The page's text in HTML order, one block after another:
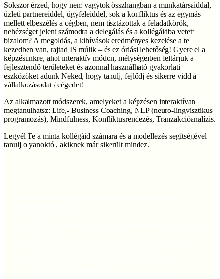
Sokszor érzed, hogy nem vagytok összhangban a munkatársaiddal,
üzleti partnereiddel, ügyfeleiddel, sok a konfliktus és az egymás
mellett elbeszélés a cégben, nem tisztázottak a feladatkörök,
nehézséget jelent számodra a delegálás és a kollégáidba vetett
bizalom? A megoldás, a kihívások eredményes kezelése a te
kezedben van, rajtad IS múlik – és ez óriási lehetőség! Gyere el a
képzésünkre, ahol interaktív módon, mélységeiben feltárjuk a
fejlesztendő területeket és azonnal használható gyakorlati
eszközöket adunk Neked, hogy tanulj, fejlődj és sikerre vidd a
vállalkozásodat / cégedet!
Az alkalmazott módszerek, amelyeket a képzésen interaktívan
megtanulhatsz: Life,- Business Coaching, NLP (neuro-lingvisztikus
programozás), Mindfulness, Konfliktusrendezés, Tranzakcióanalízis.
Legyél Te a minta kollégáid számára és a modellezés segítségével
tanulj olyanoktól, akiknek már sikerült mindez.